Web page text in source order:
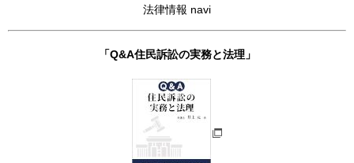
法律情報 navi
「Q&A住民訴訟の実務と法理」